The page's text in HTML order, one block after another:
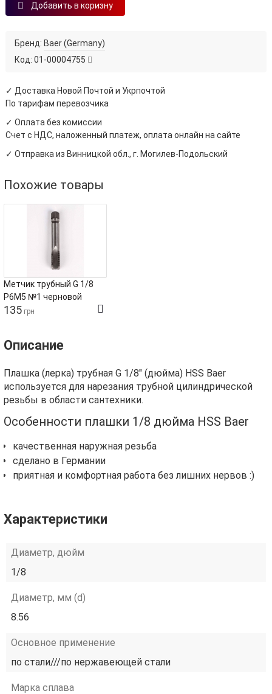
Добавить в коризну
Бренд: Baer (Germany)
Код: 01-00004755
✓ Доставка Новой Почтой и Укрпочтой
По тарифам перевозчика
✓ Оплата без комиссии
Счет с НДС, наложенный платеж, оплата онлайн на сайте
✓ Отправка из Винницкой обл., г. Могилев-Подольский
Похожие товары
Метчик трубный G 1/8
Р6М5 №1 черновой
135 грн
Описание
Плашка (лерка) трубная G 1/8" (дюйма) HSS Baer
используется для нарезания трубной цилиндрической
резьбы в области сантехники.
Особенности плашки 1/8 дюйма HSS Baer
качественная наружная резьба
сделано в Германии
приятная и комфортная работа без лишних нервов :)
Характеристики
Диаметр, дюйм
1/8
Диаметр, мм (d)
8.56
Основное применение
по стали///по нержавеющей стали
Марка сплава